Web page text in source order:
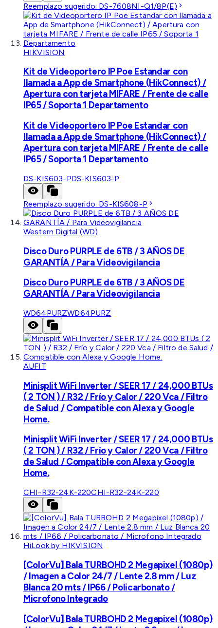
Reemplazo sugerido: DS-7608NI-Q1/8P(E)
HIKVISION
Kit de Videoportero IP Poe Estandar con
llamada a App de Smartphone (HikConnect) /
Apertura con tarjeta MIFARE / Frente de calle
IP65 / Soporta 1 Departamento
Kit de Videoportero IP Poe Estandar con
llamada a App de Smartphone (HikConnect) /
Apertura con tarjeta MIFARE / Frente de calle
IP65 / Soporta 1 Departamento
DS-KIS603-PDS-KIS603-P
Reemplazo sugerido: DS-KIS608-P
Western Digital (WD)
Disco Duro PURPLE de 6TB / 3 AÑOS DE
GARANTÍA / Para Videovigilancia
Disco Duro PURPLE de 6TB / 3 AÑOS DE
GARANTÍA / Para Videovigilancia
WD64PURZWD64PURZ
AUFIT
Minisplit WiFi Inverter / SEER 17 / 24,000 BTUs
( 2 TON ) / R32 / Frío y Calor / 220 Vca / Filtro
de Salud / Compatible con Alexa y Google
Home.
Minisplit WiFi Inverter / SEER 17 / 24,000 BTUs
( 2 TON ) / R32 / Frío y Calor / 220 Vca / Filtro
de Salud / Compatible con Alexa y Google
Home.
CHI-R32-24K-220CHI-R32-24K-220
HiLook by HIKVISION
[ColorVu] Bala TURBOHD 2 Megapixel (1080p)
/ Imagen a Color 24/7 / Lente 2.8 mm / Luz
Blanca 20 mts / IP66 / Policarbonato /
Microfono Integrado
[ColorVu] Bala TURBOHD 2 Megapixel (1080p)